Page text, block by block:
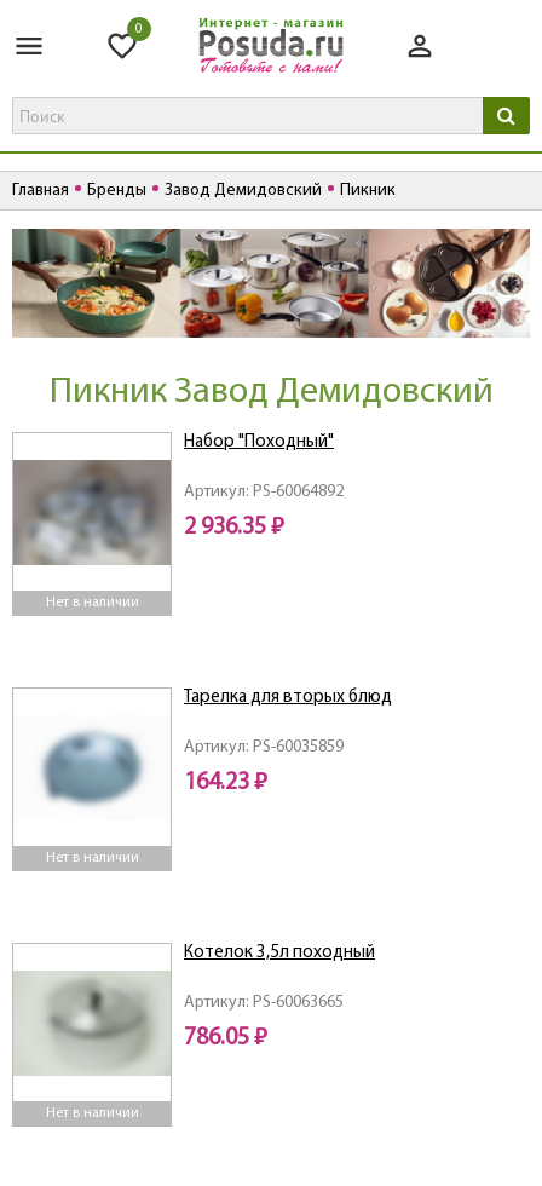
0
Главная Бренды Завод Демидовский Пикник
Пикник Завод Демидовский
Нет в наличии
Артикул: PS-60064892
Набор "Походный"
2 936.35 ₽
Нет в наличии
Артикул: PS-60035859
Тарелкa для вторых блюд
164.23 ₽
Нет в наличии
Артикул: PS-60063665
Котелок 3,5л походный
786.05 ₽